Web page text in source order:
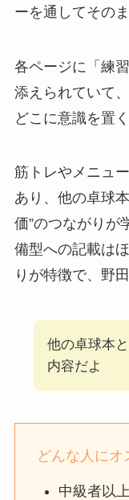
ーを通してその
各ページに「練
添えられていて
どこに意識を置
筋トレやメニュ
あり、他の卓球
価”のつながりが
備型への記載は
りが特徴で、野
他の卓球本
内容だよ
どんな人にオ
中級者以